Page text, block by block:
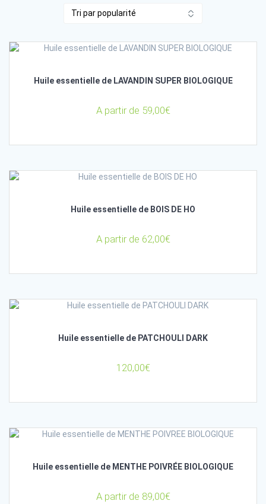
Huile essentielle de LAVANDIN SUPER BIOLOGIQUE
A partir de 59,00€
Huile essentielle de BOIS DE HO
A partir de 62,00€
Huile essentielle de PATCHOULI DARK
120,00€
Huile essentielle de MENTHE POIVRÉE BIOLOGIQUE
A partir de 89,00€